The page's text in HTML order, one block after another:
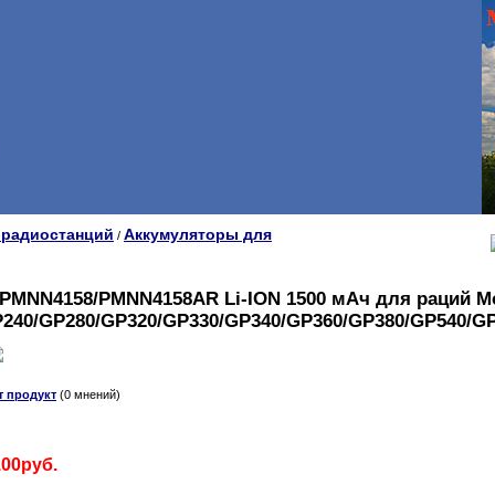
/ Аккумуляторы для
PMNN4158AR Li-ION 1500 мАч для раций
GP280/GP320/GP330/GP340/GP360/GP380/GP540/
продукт (0 мнений)